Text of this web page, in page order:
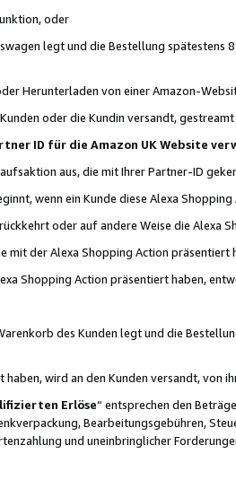
oder
legt und die Bestellung spätestens
Herunterladen von einer Amazon-
oder die Kundin versandt,
ID für die Amazon UK Website
aus, die mit Ihrer Partner-ID
wenn ein Kunde diese Alexa
oder auf andere Weise die Alexa
der Alexa Shopping Action präsentiert
Shopping Action präsentiert haben,
des Kunden legt und die
wird an den Kunden versandt, von
Erlöse“ entsprechen den
Bearbeitungsgebühren,
und uneinbringlicher